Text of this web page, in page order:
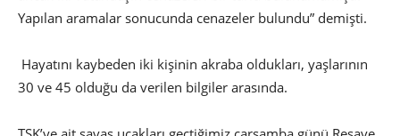
Yapılan aramalar sonucunda cenazeler bulundu” demişti.
Hayatını kaybeden iki kişinin akraba oldukları, yaşlarının
30 ve 45 olduğu da verilen bilgiler arasında.